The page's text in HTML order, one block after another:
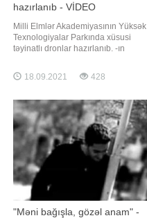
hazırlanıb - VİDEO
Milli Elmlər Akademiyasının Yüksək
Texnologiyalar Parkında xüsusi
təyinatlı dronlar hazırlanıb. -ın
aparatları sifarişlər əsasında yerli
mütəxəssislər tərəfindən hazırlanıb.
küləyə davamlılığı ilə fərqlənir.
Həmçinin uçuş trayektoriyasını
18.09.2021 428
"Məni bağışla, gözəl anam" -